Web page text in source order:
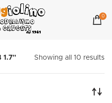
0
1.7” Showing all 10 results